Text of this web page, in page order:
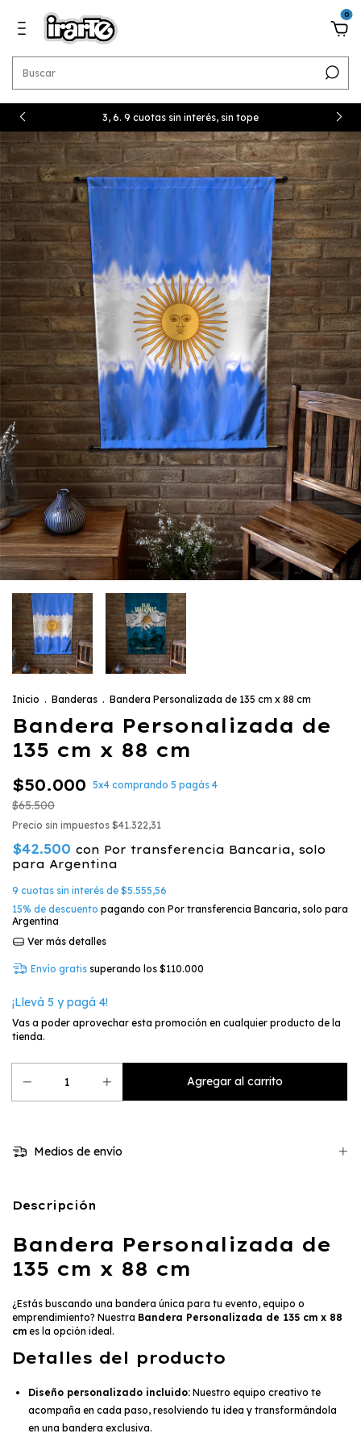
0
3, 6. 9 cuotas sin interés, sin tope
Inicio . Banderas . Bandera Personalizada de 135 cm x 88 cm
Bandera Personalizada de
135 cm x 88 cm
$50.000 5x4 comprando 5 pagás 4
$65.500
Precio sin impuestos $41.322,31
$42.500 con Por transferencia Bancaria, solo
para Argentina
9 cuotas sin interés de $5.555,56
15% de descuento pagando con Por transferencia Bancaria, solo para
Argentina
Ver más detalles
Envío gratis superando los $110.000
¡Llevá 5 y pagá 4!
Vas a poder aprovechar esta promoción en cualquier producto de la
tienda.
Medios de envío
Descripción
Bandera Personalizada de
135 cm x 88 cm
¿Estás buscando una bandera única para tu evento, equipo o
emprendimiento? Nuestra Bandera Personalizada de 135 cm x 88
cm es la opción ideal.
Detalles del producto
Diseño personalizado incluido: Nuestro equipo creativo te
acompaña en cada paso, resolviendo tu idea y transformándola
en una bandera exclusiva.